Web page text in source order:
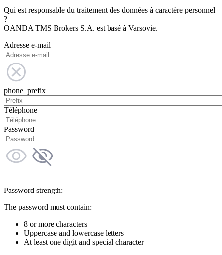
Qui est responsable du traitement des données à caractère personnel
?
OANDA TMS Brokers S.A. est basé à Varsovie.
Adresse e-mail
phone_prefix
Téléphone
Password
Password strength:
The password must contain:
8 or more characters
Uppercase and lowercase letters
At least one digit and special character